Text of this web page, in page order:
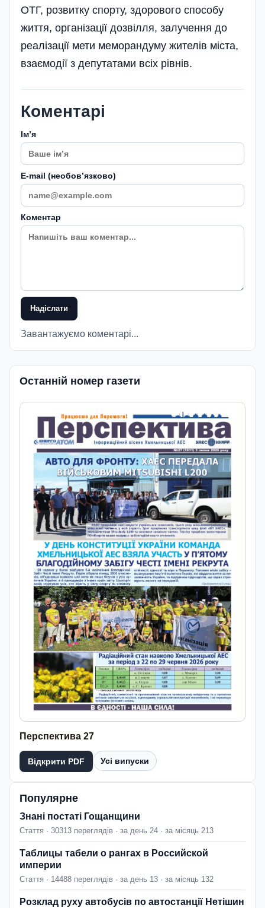
ОТГ, розвитку спорту, здорового способу
життя, організації дозвілля, залучення до
реалізації мети меморандуму жителів міста,
взаємодії з депутатами всіх рівнів.
Коментарі
Імʼя
E-mail (необовʼязково)
Коментар
Надіслати
Завантажуємо коментарі...
Останній номер газети
Перспектива 27
Відкрити PDF Усі випуски
Популярне
Знані постаті Гощанщини
Стаття · 30313 переглядів · за день 24 · за місяць 213
Таблицы табели о рангах в Российской
империи
Стаття · 14488 переглядів · за день 13 · за місяць 132
Розклад руху автобусів по автостанції Нетішин